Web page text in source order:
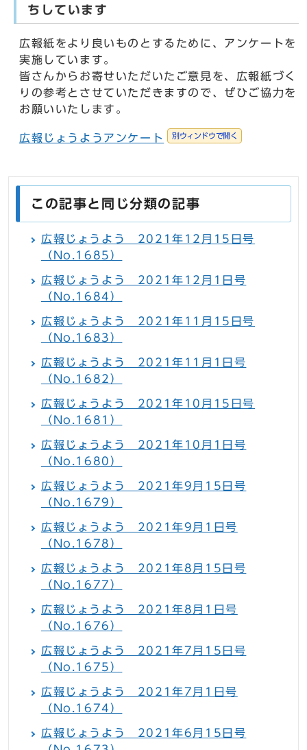
ちしています
広報紙をより良いものとするために、アンケートを
実施しています。
皆さんからお寄せいただいたご意見を、広報紙づく
りの参考とさせていただきますので、ぜひご協力を
お願いいたします。
広報じょうようアンケート 別ウィンドウで開く
この記事と同じ分類の記事
広報じょうよう 2021年12月15日号
（No.1685）
広報じょうよう 2021年12月1日号
（No.1684）
広報じょうよう 2021年11月15日号
（No.1683）
広報じょうよう 2021年11月1日号
（No.1682）
広報じょうよう 2021年10月15日号
（No.1681）
広報じょうよう 2021年10月1日号
（No.1680）
広報じょうよう 2021年9月15日号
（No.1679）
広報じょうよう 2021年9月1日号
（No.1678）
広報じょうよう 2021年8月15日号
（No.1677）
広報じょうよう 2021年8月1日号
（No.1676）
広報じょうよう 2021年7月15日号
（No.1675）
広報じょうよう 2021年7月1日号
（No.1674）
広報じょうよう 2021年6月15日号